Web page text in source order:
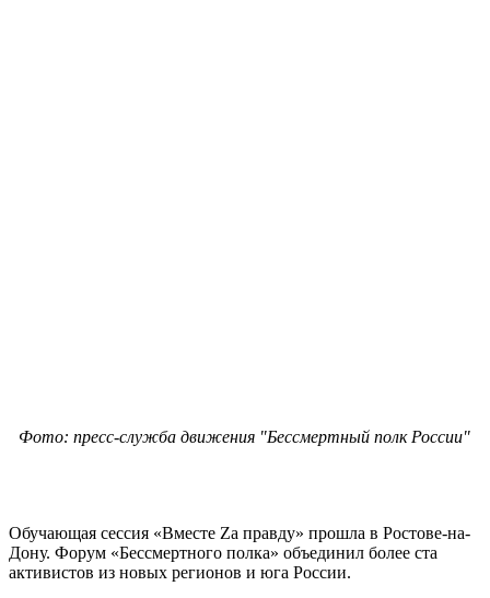
Фото: пресс-служба движения "Бессмертный полк России"
Обучающая сессия «Вместе Zа правду» прошла в Ростове-на-
Дону. Форум «Бессмертного полка» объединил более ста
активистов из новых регионов и юга России.